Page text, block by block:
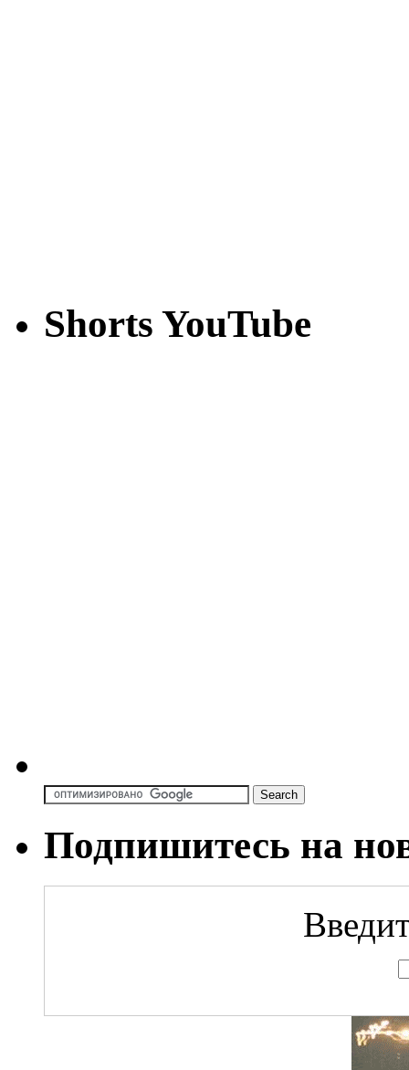
Shorts YouTube
Подпишитесь на